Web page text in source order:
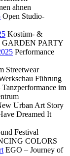
ahnen
Open Studio-
Kostüm- &
GARDEN PARTY
Performance
Streetwear
Führung
im
Urban Art Story
Dreamed It
Festival
COLORS
EGO – Journey of